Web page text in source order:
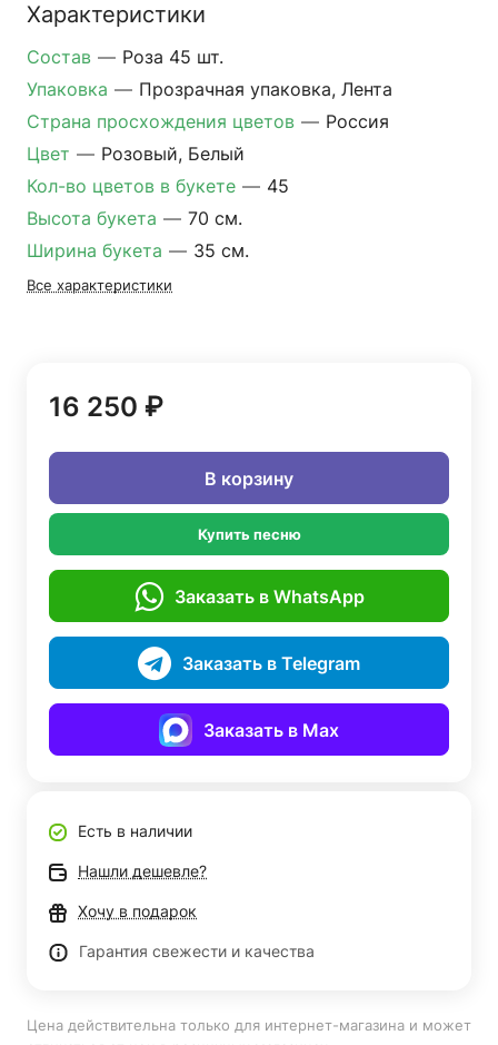
Характеристики
Состав — Роза 45 шт.
Упаковка — Прозрачная упаковка, Лента
Страна просхождения цветов — Россия
Цвет — Розовый, Белый
Кол-во цветов в букете — 45
Высота букета — 70 см.
Ширина букета — 35 см.
Все характеристики
16 250 ₽
В корзину
Купить песню
Заказать в WhatsApp
Заказать в Telegram
Заказать в Max
Есть в наличии
Нашли дешевле?
Хочу в подарок
Гарантия свежести и качества
Цена действительна только для интернет-магазина и может